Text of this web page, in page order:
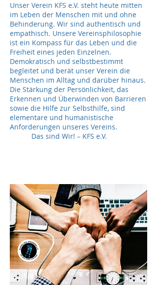
Unser Verein KFS e.V. steht heute mitten
im Leben der Menschen mit und ohne
Behinderung. Wir sind authentisch und
empathisch. Unsere Vereinsphilosophie
ist ein Kompass für das Leben und die
Freiheit eines jeden Einzelnen.
Demokratisch und selbstbestimmt
begleitet und berät unser Verein die
Menschen im Alltag und darüber hinaus.
Die Stärkung der Persönlichkeit, das
Erkennen und Überwinden von Barrieren
sowie die Hilfe zur Selbsthilfe, sind
elementare und humanistische
Anforderungen unseres Vereins.
Das sind Wir! – KFS e.V.